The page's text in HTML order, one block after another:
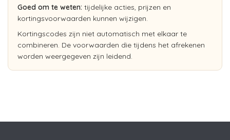
Goed om te weten: tijdelijke acties, prijzen en
kortingsvoorwaarden kunnen wijzigen.
Kortingscodes zijn niet automatisch met elkaar te
combineren. De voorwaarden die tijdens het afrekenen
worden weergegeven zijn leidend.